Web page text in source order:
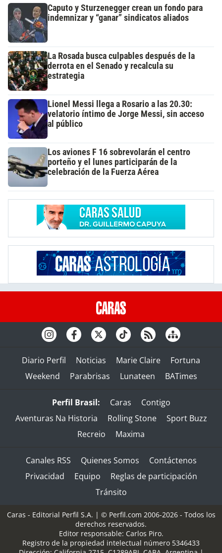
Caputo y Sturzenegger crean un fondo para
indemnizar y “ganar” sindicatos aliados
La Rosada busca culpables después de la
derrota en el Senado y recalcula su
estrategia
Lionel Messi llega a Rosario a las 20.30:
velatorio íntimo de Jorge Messi, sin acceso
al público
Los aviones F 16 sobrevolarán el centro
porteño y el lunes participarán de la
celebración de la Fuerza Aérea
Diario Perfil Noticias Marie Claire
Fortuna
Weekend
Parabrisas Lunateen BATimes
Perfil Brasil: Caras
Contigo
Aventuras Na Historia
Rolling Stone
Sport Buzz
Recreio
Maxima
Canales RSS Quienes Somos
Contáctenos
Privacidad
Equipo
Reglas de participación
Tránsito
Caras - Editorial Perfil S.A. | © Perfil.com 2006-2026 - Todos los
derechos reservados.
Editor responsable: Carlos Piro.
Registro de la propiedad intelectual número 5346433